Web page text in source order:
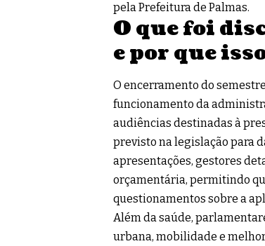
pela Prefeitura de Palmas.
O que foi
e por que
O encerramento do
funcionamento da
audiências destinadas à
previsto na legislação para
apresentações, gestores
orçamentária, permitindo
questionamentos sobre a
Além da saúde,
urbana, mobilidade e